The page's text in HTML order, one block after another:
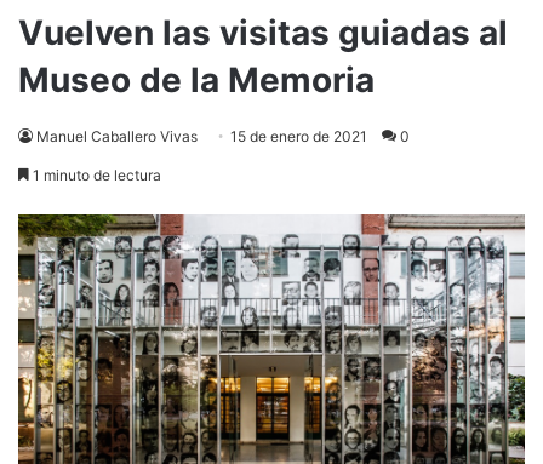
Vuelven las visitas guiadas al
Museo de la Memoria
Manuel Caballero Vivas 15 de enero de 2021 0
1 minuto de lectura